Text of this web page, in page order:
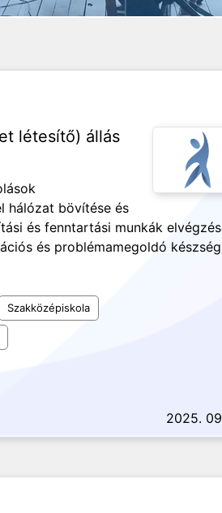
létesítő) állás
hálózat bövítése és
és fenntartási munkák
és problémamegoldó készség
Szakközépiskola
2025.